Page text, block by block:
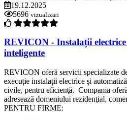
19.12.2025
5696 vizualizari
REVICON - Instalații
inteligente
REVICON oferă servicii specializate
execuție instalații electrice și
civile, pentru eficienţă. Compania
adresează domeniului rezidenţial,
PENTRU FIRME: